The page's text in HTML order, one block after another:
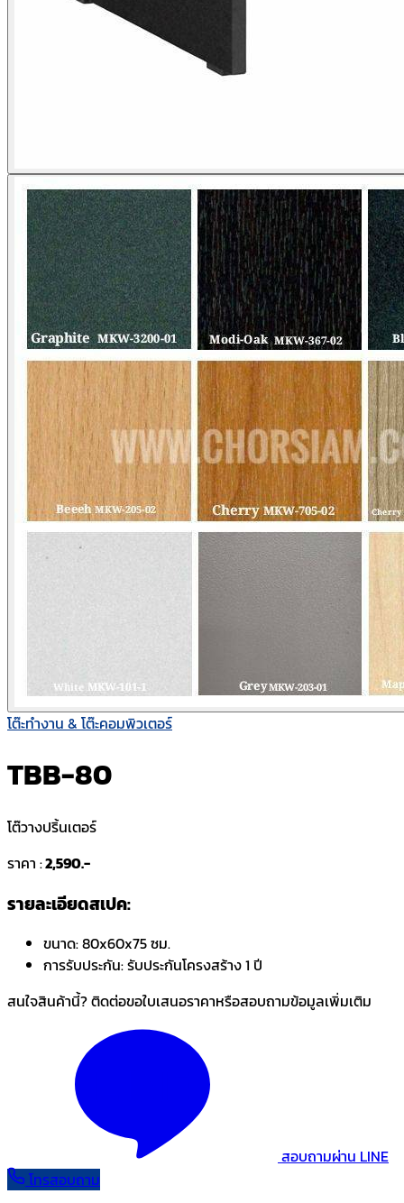
โต๊ะทำงาน & โต๊ะคอมพิวเตอร์
TBB-80
โต๊วางปริ้นเตอร์
ราคา :2,590.-
รายละเอียดสเปค:
ขนาด:80x60x75 ซม.
การรับประกัน:รับประกันโครงสร้าง 1 ปี
สนใจสินค้านี้? ติดต่อขอใบเสนอราคาหรือสอบถามข้อมูลเพิ่มเติม
สอบถามผ่าน LINE
โทรสอบถาม